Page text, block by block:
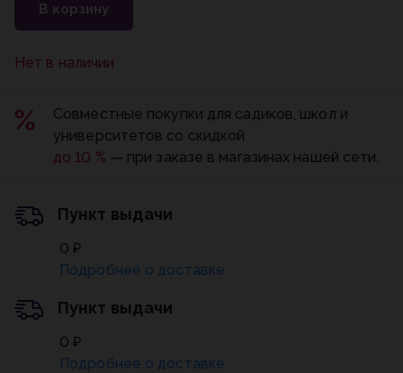
В корзину
Нет в наличии
Совместные покупки для садиков, школ и
университетов со скидкой
до 10 % — при заказе в магазинах нашей сети.
Пункт выдачи
0 ₽
Подробнее о доставке
Пункт выдачи
0 ₽
Подробнее о доставке